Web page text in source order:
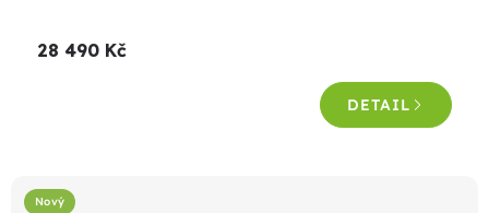
28 490 Kč
DETAIL
Nový